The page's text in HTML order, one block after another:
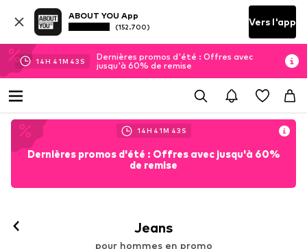
ABOUT YOU App
(152.700) Vers l'app
14H 41M 40 S
Dernières promos d'été : Offres avec
jusqu'à 60% de remise
14H 41M 40 S
Dernières promos d'été : Offres avec jusqu'à 60%
de remise
Jeans
pour hommes en promo